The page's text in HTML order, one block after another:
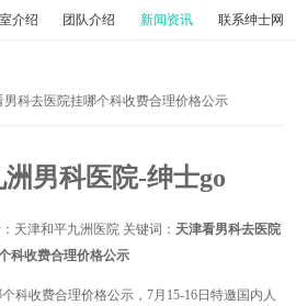
介绍 团队介绍 新闻资讯 联系绅士网
男科去医院挂哪个科收费合理价格公示
男科医院-绅士go
天津和平九洲医院 关键词： 天津看男科去医院
科收费合理价格公示
收费合理价格公示，7月15-16日特邀国内人